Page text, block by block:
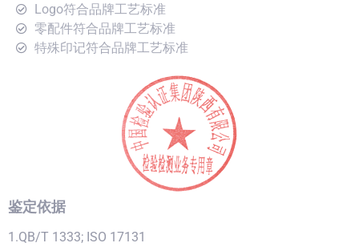
Logo符合品牌工艺标准
零配件符合品牌工艺标准
特殊印记符合品牌工艺标准
鉴定依据
1.QB/T 1333; ISO 17131